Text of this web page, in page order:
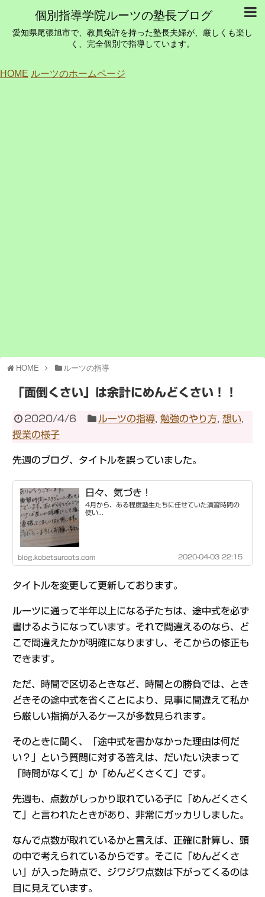
個別指導学院ルーツの塾長ブログ
愛知県尾張旭市で、教員免許を持った塾長夫婦が、厳しくも楽し
く、完全個別で指導しています。
HOME ルーツのホームページ
HOME ルーツの指導
「面倒くさい」は余計にめんどくさい！！
2020/4/6 ルーツの指導 ,勉強のやり方 ,想い
授業の様子
先週のブログ、タイトルを誤っていました。
日々、気づき！
4月から、ある程度塾生たちに任せていた演習時間の
使い...
blog.kobetsuroots.com 2020-04-03 22:15
タイトルを変更して更新しております。
ルーツに通って半年以上になる子たちは、途中式を必ず
書けるようになっています。それで間違えるのなら、ど
こで間違えたかが明確になりますし、そこからの修正も
できます。
ただ、時間で区切るときなど、時間との勝負では、とき
どきその途中式を省くことにより、見事に間違えて私か
ら厳しい指摘が入るケースが多数見られます。
そのときに聞く、「途中式を書かなかった理由は何だ
い？」という質問に対する答えは、だいたい決まって
「時間がなくて」か「めんどくさくて」です。
先週も、点数がしっかり取れている子に「めんどくさく
て」と言われたときがあり、非常にガッカリしました。
なんで点数が取れているかと言えば、正確に計算し、頭
の中で考えられているからです。そこに「めんどくさ
い」が入った時点で、ジワジワ点数は下がってくるのは
目に見えています。